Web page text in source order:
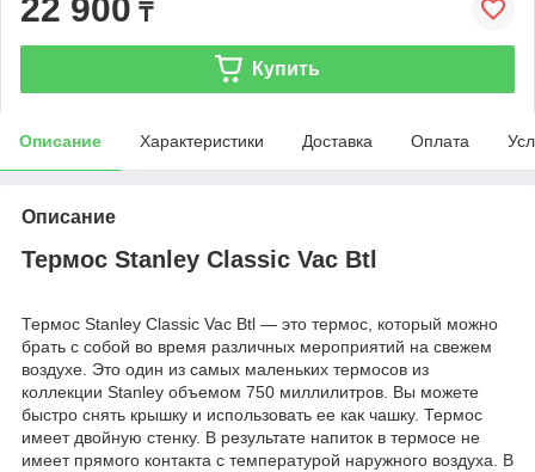
22 900 ₸
Купить
Описание Характеристики Доставка Оплата
Описание
Термос Stanley Classic Vac Btl
Термос Stanley Classic Vac Btl — это термос, который можно
брать с собой во время различных мероприятий на свежем
воздухе. Это один из самых маленьких термосов из
коллекции Stanley объемом 750 миллилитров. Вы можете
быстро снять крышку и использовать ее как чашку. Термос
имеет двойную стенку. В результате напиток в термосе не
имеет прямого контакта с температурой наружного воздуха. В